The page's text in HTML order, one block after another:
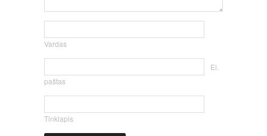
Vardas
El.
paštas
Tinklapis